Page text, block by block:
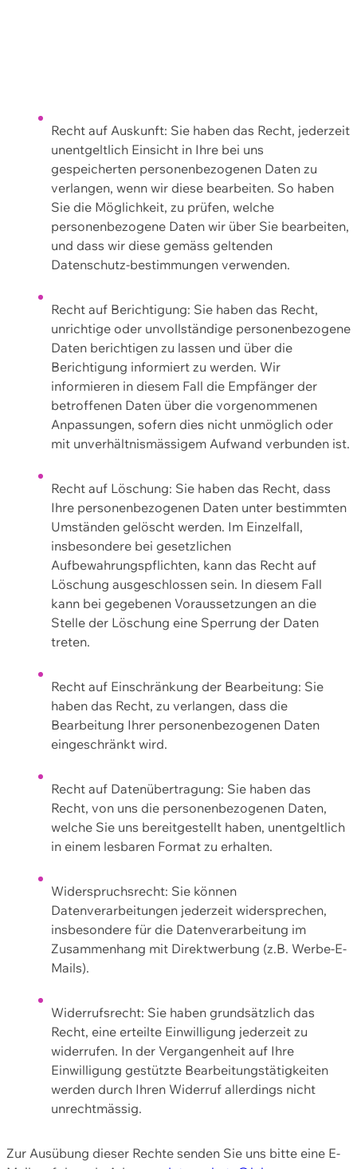
Recht auf Auskunft: Sie haben das Recht, jederzeit
unentgeltlich Einsicht in Ihre bei uns
gespeicherten personenbezogenen Daten zu
verlangen, wenn wir diese bearbeiten. So haben
Sie die Möglichkeit, zu prüfen, welche
personenbezogene Daten wir über Sie bearbeiten,
und dass wir diese gemäss geltenden
Datenschutz-bestimmungen verwenden.
Recht auf Berichtigung: Sie haben das Recht,
unrichtige oder unvollständige personenbezogene
Daten berichtigen zu lassen und über die
Berichtigung informiert zu werden. Wir
informieren in diesem Fall die Empfänger der
betroffenen Daten über die vorgenommenen
Anpassungen, sofern dies nicht unmöglich oder
mit unverhältnismässigem Aufwand verbunden ist.
Recht auf Löschung: Sie haben das Recht, dass
Ihre personenbezogenen Daten unter bestimmten
Umständen gelöscht werden. Im Einzelfall,
insbesondere bei gesetzlichen
Aufbewahrungspflichten, kann das Recht auf
Löschung ausgeschlossen sein. In diesem Fall
kann bei gegebenen Voraussetzungen an die
Stelle der Löschung eine Sperrung der Daten
treten.
Recht auf Einschränkung der Bearbeitung: Sie
haben das Recht, zu verlangen, dass die
Bearbeitung Ihrer personenbezogenen Daten
eingeschränkt wird.
Recht auf Datenübertragung: Sie haben das
Recht, von uns die personenbezogenen Daten,
welche Sie uns bereitgestellt haben, unentgeltlich
in einem lesbaren Format zu erhalten.
Widerspruchsrecht: Sie können
Datenverarbeitungen jederzeit widersprechen,
insbesondere für die Datenverarbeitung im
Zusammenhang mit Direktwerbung (z.B. Werbe-E-
Mails).
Widerrufsrecht: Sie haben grundsätzlich das
Recht, eine erteilte Einwilligung jederzeit zu
widerrufen. In der Vergangenheit auf Ihre
Einwilligung gestützte Bearbeitungstätigkeiten
werden durch Ihren Widerruf allerdings nicht
unrechtmässig.
Zur Ausübung dieser Rechte senden Sie uns bitte eine E-